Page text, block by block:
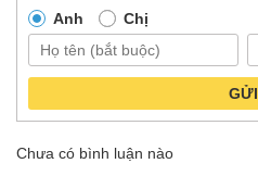
Anh Chị
GỬI
Chưa có bình luận nào